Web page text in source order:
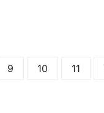
9 10 11